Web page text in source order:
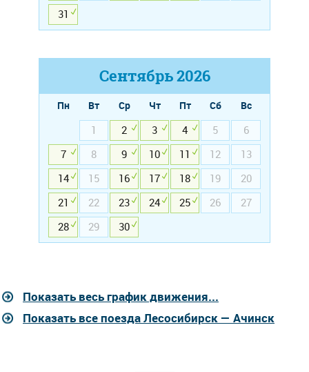
31
Сентябрь2026
Пн Вт Ср Чт Пт Сб
Вс
1
2 3 4 5
6
7
8 9 10 11 12
13
14
15 16 17 18 19
20
21
22 23 24 25 26
27
28
29 30
Показать весь график движения...
Показать все поезда Лесосибирск — Ачинск